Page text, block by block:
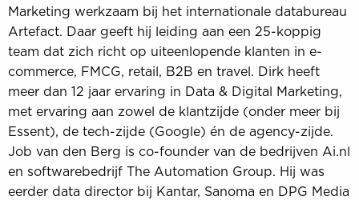
Marketing werkzaam bij het internationale databureau
Artefact. Daar geeft hij leiding aan een 25-koppig
team dat zich richt op uiteenlopende klanten in e-
commerce, FMCG, retail, B2B en travel. Dirk heeft
meer dan 12 jaar ervaring in Data & Digital Marketing,
met ervaring aan zowel de klantzijde (onder meer bij
Essent), de tech-zijde (Google) én de agency-zijde.
Job van den Berg is co-founder van de bedrijven Ai.nl
en softwarebedrijf The Automation Group. Hij was
eerder data director bij Kantar, Sanoma en DPG Media